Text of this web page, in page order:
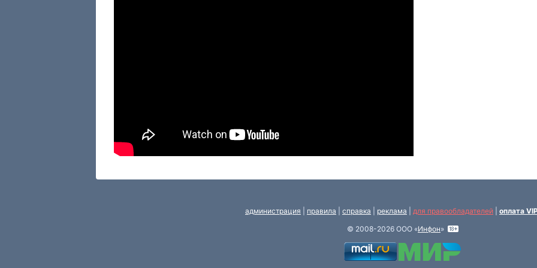
администрация правила справка реклама для правообладателей оплата
© 2008-2026 ООО «Инфон»